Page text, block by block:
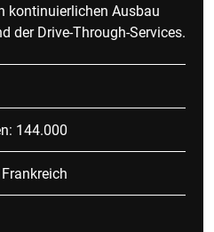
kontinuierlichen Ausbau
der Drive-Through-Services.
144.000